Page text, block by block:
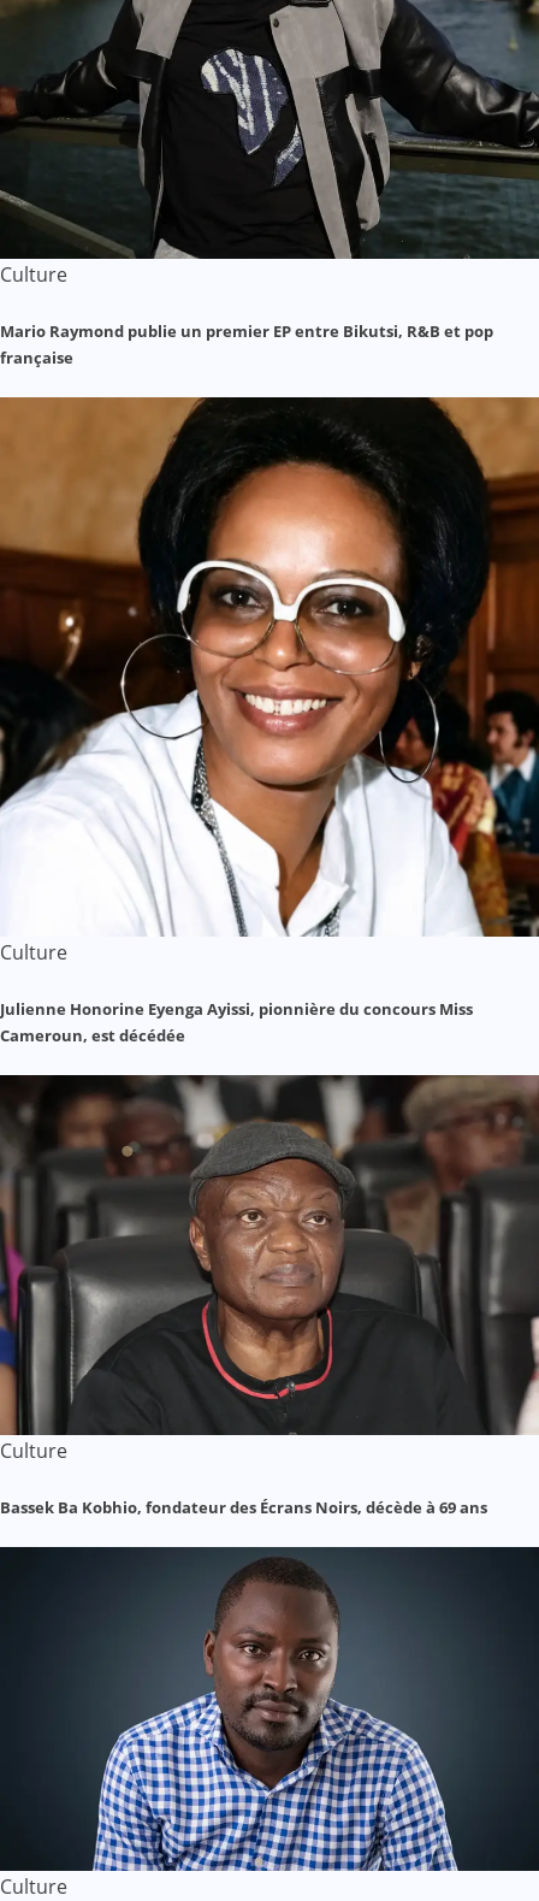
Culture
Mario Raymond publie un premier EP entre Bikutsi, R&B et pop
française
Culture
Julienne Honorine Eyenga Ayissi, pionnière du concours Miss
Cameroun, est décédée
Culture
Bassek Ba Kobhio, fondateur des Écrans Noirs, décède à 69 ans
Culture